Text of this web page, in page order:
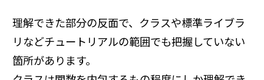
理解できた部分の反面で、クラスや標準ライブラ
リなどチュートリアルの範囲でも把握していない
箇所があります。